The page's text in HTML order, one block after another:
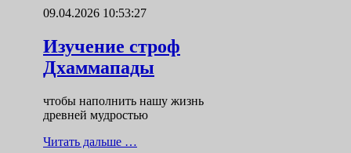
09.04.2026 10:53:27
Изучение строф
Дхаммапады
чтобы наполнить нашу жизнь
древней мудростью
Читать дальше …